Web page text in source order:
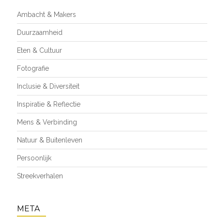
Ambacht & Makers
Duurzaamheid
Eten & Cultuur
Fotografie
Inclusie & Diversiteit
Inspiratie & Reflectie
Mens & Verbinding
Natuur & Buitenleven
Persoonlijk
Streekverhalen
META